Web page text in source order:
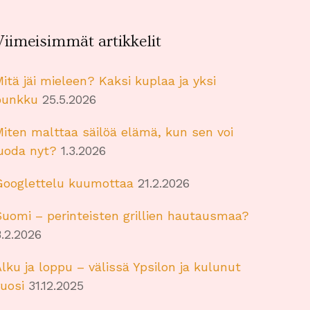
artikkelit
jäi mieleen? Kaksi kuplaa ja yksi
25.5.2026
malttaa säilöä elämä, kun sen voi
nyt? 1.3.2026
kuumottaa 21.2.2026
– perinteisten grillien hautausmaa?
ja loppu – välissä Ypsilon ja kulunut
31.12.2025